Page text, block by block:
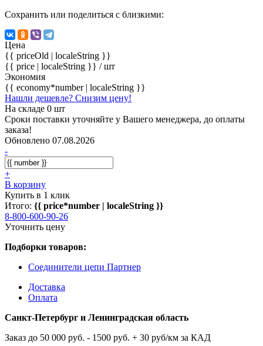
Сохранить или поделиться с близкими:
Цена
{{ priceOld | localeString }}
{{ price | localeString }} / шт
Экономия
{{ economy*number | localeString }}
Нашли дешевле? Снизим цену!
На складе 0 шт
Сроки поставки уточняйте у Вашего менеджера, до оплаты
заказа!
Обновлено 07.08.2026
-
+
В корзину
Купить в 1 клик
Итого: {{ price*number | localeString }}
8-800-600-90-26
Уточнить цену
Подборки товаров:
Соединители цепи Партнер
Доставка
Оплата
Санкт-Петербург и Ленинградская область
Заказ до 50 000 руб. - 1500 руб. + 30 руб/км за КАД